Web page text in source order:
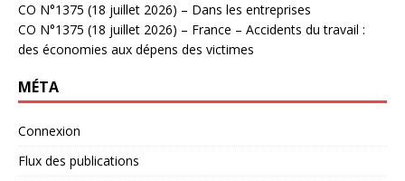
CO N°1375 (18 juillet 2026) – Dans les entreprises
CO N°1375 (18 juillet 2026) – France – Accidents du travail :
des économies aux dépens des victimes
MÉTA
Connexion
Flux des publications